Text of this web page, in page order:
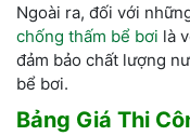
Ngoài ra, đối với
chống thấm bể bơi là
đảm bảo chất lượng
bể bơi.
Bảng Giá Thi